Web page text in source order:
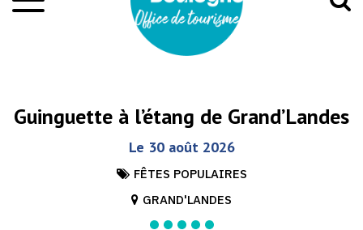
à
Guinguette à l’étang de Grand’Landes
Le 30 août 2026
FÊTES POPULAIRES
GRAND'LANDES